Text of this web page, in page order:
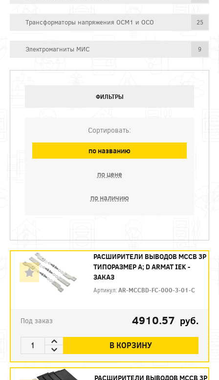
Трансформаторы напряжения ОСМ1 и ОСО 25
Электромагниты МИС 9
ФИЛЬТРЫ
Сортировать:
по названию
по цене
по наличию
РАСШИРИТЕЛИ ВЫВОДОВ MCCB 3P
ТИПОРАЗМЕР A; D ARMAT IEK -
ЗАКАЗ
Артикул:AR-MCCBD-FC-000-3-01-C
Под заказ 4910.57 руб.
В КОРЗИНУ
РАСШИРИТЕЛИ ВЫВОДОВ MCCB 3P